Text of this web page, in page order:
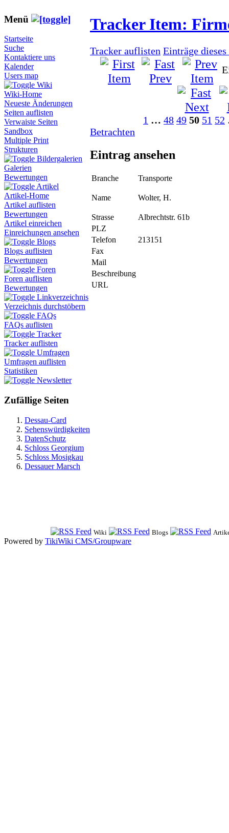
Menü
Startseite
Suche
Kontaktiere uns
Kalender
Users map
Wiki
Wiki-Home
Neueste Änderungen
Seiten auflisten
Verwaiste Seiten
Sandbox
Multiple Print
Strukturen
Bildergalerien
Galerien
Bewertungen
Artikel
Artikel-Home
Artikel auflisten
Bewertungen
Artikel einreichen
Einreichungen ansehen
Blogs
Blogs auflisten
Bewertungen
Foren
Foren auflisten
Bewertungen
Linkverzeichnis
Verzeichnis durchstöbern
FAQs
FAQs auflisten
Tracker
Tracker auflisten
Umfragen
Umfragen auflisten
Statistiken
Newsletter
Zufällige Seiten
Dessau-Card
Sehenswürdigkeiten
DatenSchutz
Schloss Georgium
Schloss Mosigkau
Dessauer Marsch
Tracker Item:
Tracker auflisten Einträge dieses
1 … 48 49 50 51 52
Betrachten
Eintrag ansehen
Branche Transporte
Name Wolter, H.
Strasse
Albrechtstr. 61b
PLZ
Telefon
213151
Fax
Mail
Beschreibung
URL
Wiki Blogs
Powered by TikiWiki CMS/Groupware